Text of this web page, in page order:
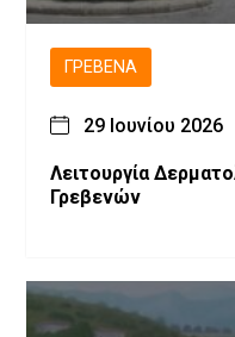
ΓΡΕΒΕΝΆ
29 Ιουνίου 2026
Λειτουργία
Γρεβενών